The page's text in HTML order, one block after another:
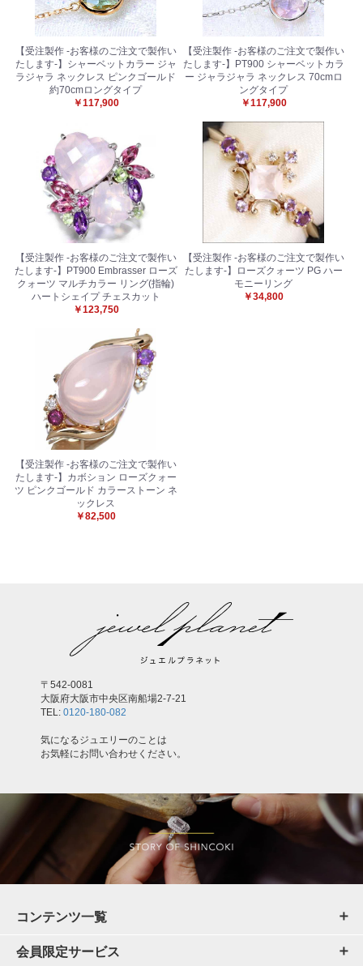
【受注製作 -お客様のご注文で製作い
たします-】シャーベットカラー ジャ
ラジャラ ネックレス ピンクゴールド
約70cmロングタイプ
￥117,900
【受注製作 -お客様のご注文で製作い
たします-】PT900 シャーベットカラ
ー ジャラジャラ ネックレス 70cmロ
ングタイプ
￥117,900
【受注製作 -お客様のご注文で製作い
たします-】PT900 Embrasser ローズ
クォーツ マルチカラー リング(指輪)
ハートシェイプ チェスカット
￥123,750
【受注製作 -お客様のご注文で製作い
たします-】ローズクォーツ PG ハー
モニーリング
￥34,800
【受注製作 -お客様のご注文で製作い
たします-】カボション ローズクォー
ツ ピンクゴールド カラーストーン ネ
ックレス
￥82,500
〒542-0081
大阪府大阪市中央区南船場2-7-21
TEL: 0120-180-082
気になるジュエリーのことは
お気軽にお問い合わせください。
コンテンツ一覧
会員限定サービス